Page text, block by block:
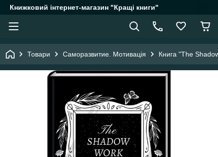
Книжковий інтернет-магазин "Кращі книги"
Товари Саморазвитие. Мотивація Книга "The